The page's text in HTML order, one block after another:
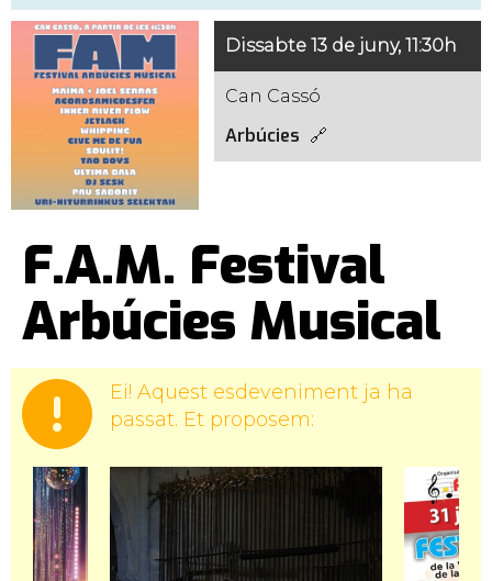
Dissabte 13 de juny, 11:30h
Can Cassó
Arbúcies
F.A.M. Festival
Arbúcies Musical
Ei! Aquest esdeveniment ja ha
passat. Et proposem: